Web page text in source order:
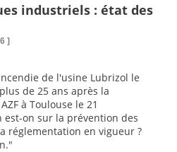
industriels : état des
]
de l'usine Lubrizol le
de 25 ans après la
à Toulouse le 21
est-on sur la prévention des
réglementation en vigueur ?
"